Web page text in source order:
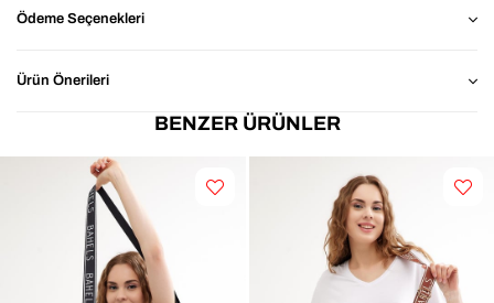
Zamansız stil, konforlu kullanım ve marka detaylarını bir arada
⭐ Neden Camel Kapitoneli Askılı 13 & 14 Inç Evrak Ve
Dayanıklı Kumaş: Yumuşak dokulu dış yüzeyi
sayesinde formunu koruyan, hafif ve uzun ömürlü
yapı
Şık & Zamansız Tasarım:  Camel rengi ile her zevke
ve her stile uyum sağlar
Kolay Kullanım: Fermuarlı yapı sayesinde hızlı açma–
Ödeme Seçenekleri
Ürün Önerileri
BENZER ÜRÜNLER